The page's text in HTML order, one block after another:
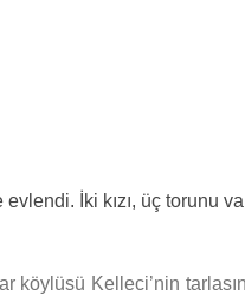
evlendi. İki kızı, üç torunu
köylüsü Kelleci’nin